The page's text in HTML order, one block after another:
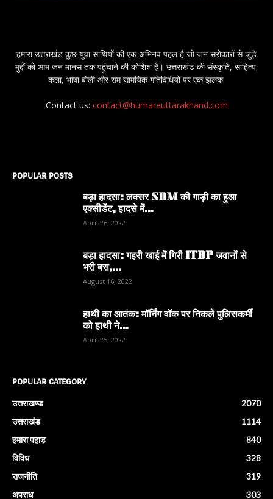
हमारा उत्तराखंड कुछ युवा साथियों की एक अभिनव पहल है जो जन सरोकारों से जुड़े
मुद्दों को आम जन मानस तक पहुंचाने की कोशिश है। उत्तराखंड की संस्कृति, साहित्य,
कला, भाषा बोली और सम सामयिक गतिविधियों पर एक झलक.
Contact us: contact@humarauttarakhand.com
POPULAR POSTS
बड़ा हादसा: लक्सर SDM की गाड़ी का हुआ
एक्सीडेंट, हादसे में...
April 26, 2022
बड़ा हादसा: गहरी खाई में गिरी ITBP जवानों से
भरी बस,...
August 16, 2022
हाथी का आतंक: मॉर्निंग वॉक पर निकले पुलिसकर्मी
को हाथी ने...
April 25, 2022
POPULAR CATEGORY
उत्तराखण्ड
2070
उत्तराखंड
1114
हमारा पहाड़
840
विविध
328
राजनीति
319
अपराध
303